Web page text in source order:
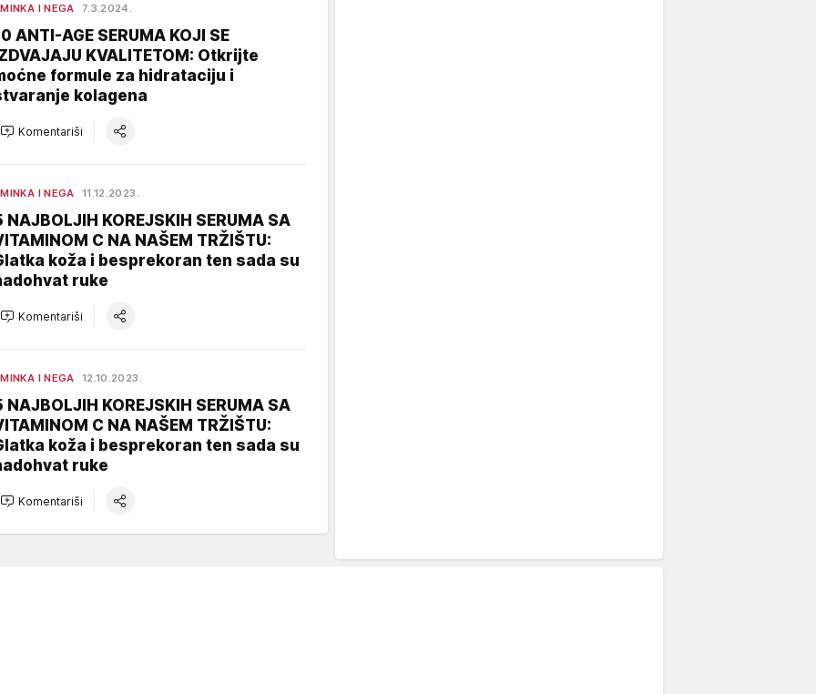
I NEGA 7.3.2024.
ANTI-AGE SERUMA KOJI SE
KVALITETOM: Otkrijte
formule za hidrataciju i
kolagena
Komentariši
I NEGA 11.12.2023.
NAJBOLJIH KOREJSKIH SERUMA SA
C NA NAŠEM TRŽIŠTU:
koža i besprekoran ten sada su
ruke
Komentariši
I NEGA 12.10.2023.
NAJBOLJIH KOREJSKIH SERUMA SA
C NA NAŠEM TRŽIŠTU:
koža i besprekoran ten sada su
ruke
Komentariši